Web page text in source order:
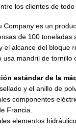
los clientes de todo
Company es un
de 100 toneladas
el alcance del bloque
usa mandril de tornillo
estándar de la
y el anillo de
componentes
Francia.
elementos